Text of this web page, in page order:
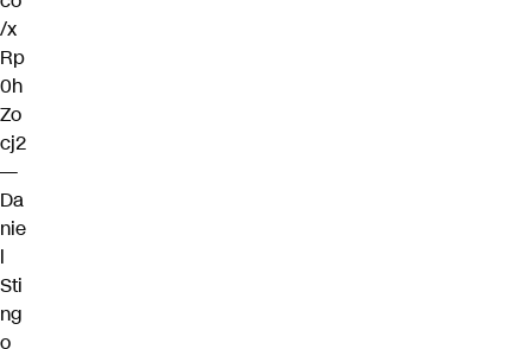
/x
Rp
0h
Zo
cj2
—
Da
nie
l
Sti
ng
o